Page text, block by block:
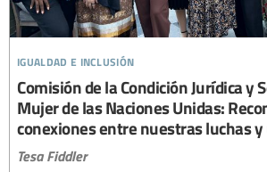
igualdad e inclusión
Comisión de la Condición Jurídica y
Mujer de las Naciones Unidas:
conexiones entre nuestras luchas
Tesa Fiddler